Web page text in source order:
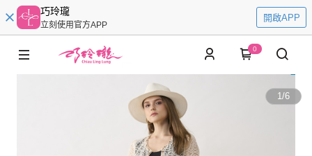
巧玲瓏
立刻使用官方APP
開啟APP
0
1/6